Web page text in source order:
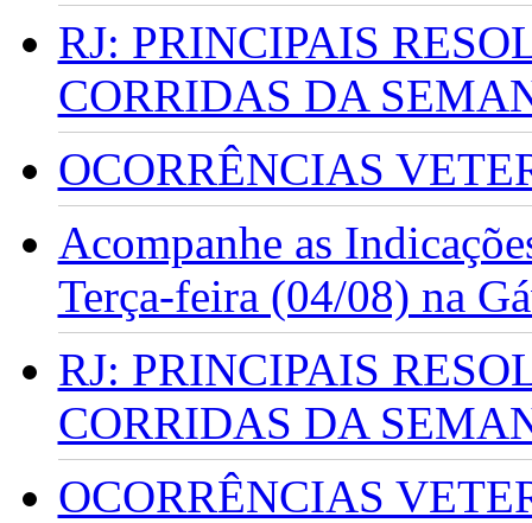
RJ: PRINCIPAIS
CORRIDAS DA
OCORRÊNCIAS
Acompanhe as
Terça-feira (04/08) na
RJ: PRINCIPAIS
CORRIDAS DA
OCORRÊNCIAS